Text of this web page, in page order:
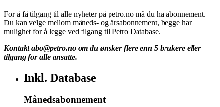
For å få tilgang til alle nyheter på petro.no må du ha abonnement.
Du kan velge mellom måneds- og årsabonnement, begge har
mulighet for å legge ved tilgang til Petro Database.
Kontakt abo@petro.no om du ønsker flere enn 5 brukere eller
tilgang for alle ansatte.
Inkl. Database
Månedsabonnement